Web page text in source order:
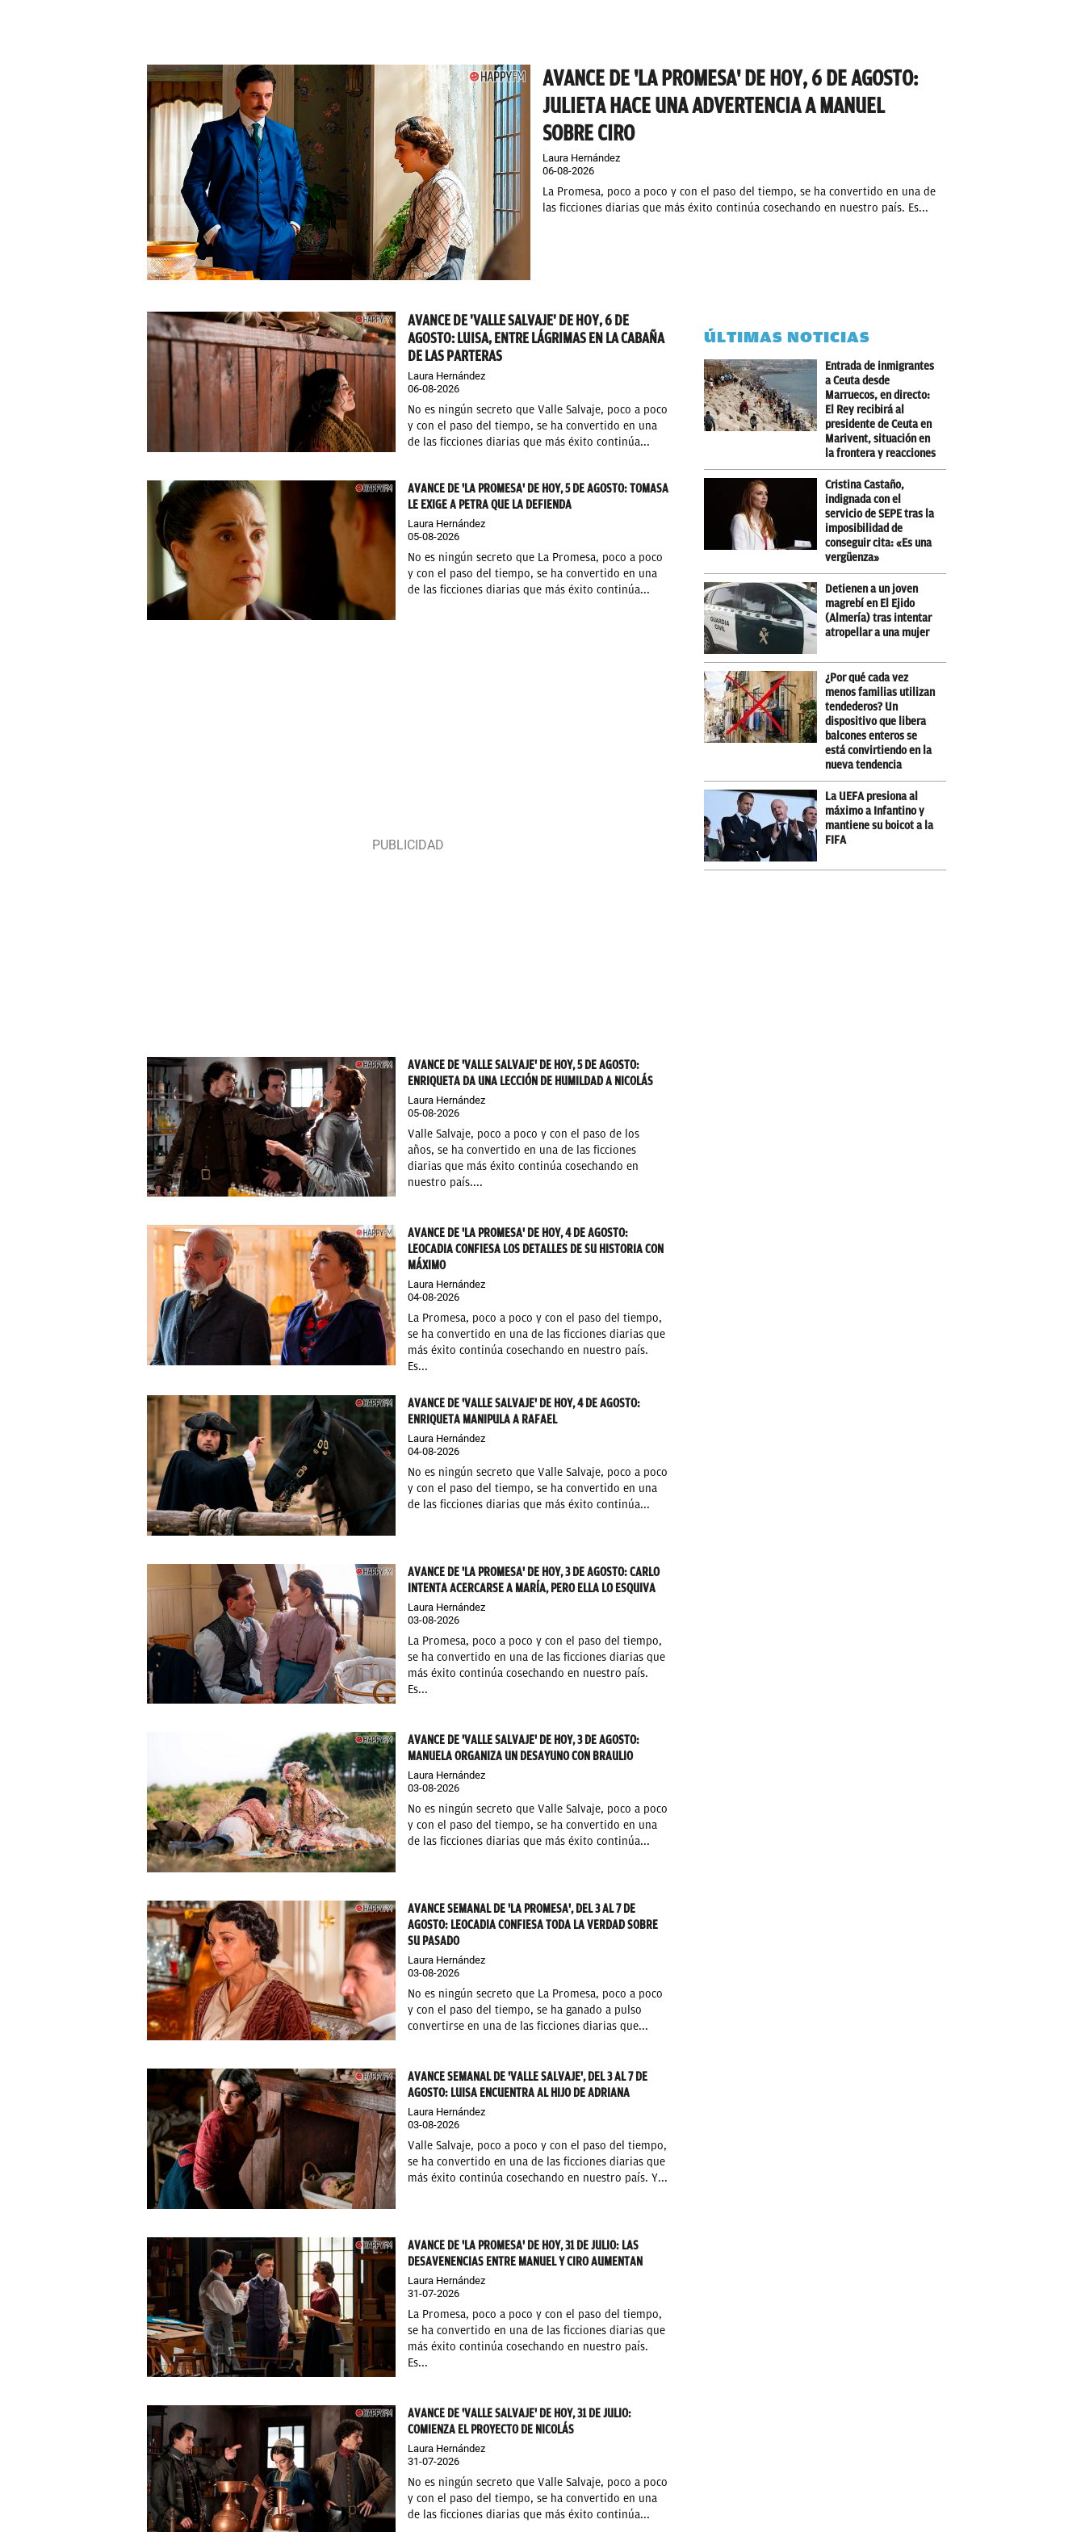
AVANCE DE 'LA PROMESA' DE HOY, 6 DE AGOSTO:
JULIETA HACE UNA ADVERTENCIA A MANUEL
SOBRE CIRO
Laura Hernández
06-08-2026
La Promesa, poco a poco y con el paso del tiempo, se ha convertido en una de
las ficciones diarias que más éxito continúa cosechando en nuestro país. Es...
AVANCE DE 'VALLE SALVAJE' DE HOY, 6 DE
AGOSTO: LUISA, ENTRE LÁGRIMAS EN LA CABAÑA
DE LAS PARTERAS
Laura Hernández
06-08-2026
No es ningún secreto que Valle Salvaje, poco a poco
y con el paso del tiempo, se ha convertido en una
de las ficciones diarias que más éxito continúa...
AVANCE DE 'LA PROMESA' DE HOY, 5 DE AGOSTO: TOMASA
LE EXIGE A PETRA QUE LA DEFIENDA
Laura Hernández
05-08-2026
No es ningún secreto que La Promesa, poco a poco
y con el paso del tiempo, se ha convertido en una
de las ficciones diarias que más éxito continúa...
AVANCE DE 'VALLE SALVAJE' DE HOY, 5 DE AGOSTO:
ENRIQUETA DA UNA LECCIÓN DE HUMILDAD A NICOLÁS
Laura Hernández
05-08-2026
Valle Salvaje, poco a poco y con el paso de los
años, se ha convertido en una de las ficciones
diarias que más éxito continúa cosechando en
nuestro país....
AVANCE DE 'LA PROMESA' DE HOY, 4 DE AGOSTO:
LEOCADIA CONFIESA LOS DETALLES DE SU HISTORIA CON
MÁXIMO
Laura Hernández
04-08-2026
La Promesa, poco a poco y con el paso del tiempo,
se ha convertido en una de las ficciones diarias que
más éxito continúa cosechando en nuestro país.
Es...
AVANCE DE 'VALLE SALVAJE' DE HOY, 4 DE AGOSTO:
ENRIQUETA MANIPULA A RAFAEL
Laura Hernández
04-08-2026
No es ningún secreto que Valle Salvaje, poco a poco
y con el paso del tiempo, se ha convertido en una
de las ficciones diarias que más éxito continúa...
AVANCE DE 'LA PROMESA' DE HOY, 3 DE AGOSTO: CARLO
INTENTA ACERCARSE A MARÍA, PERO ELLA LO ESQUIVA
Laura Hernández
03-08-2026
La Promesa, poco a poco y con el paso del tiempo,
se ha convertido en una de las ficciones diarias que
más éxito continúa cosechando en nuestro país.
Es...
AVANCE DE 'VALLE SALVAJE' DE HOY, 3 DE AGOSTO:
MANUELA ORGANIZA UN DESAYUNO CON BRAULIO
Laura Hernández
03-08-2026
No es ningún secreto que Valle Salvaje, poco a poco
y con el paso del tiempo, se ha convertido en una
de las ficciones diarias que más éxito continúa...
AVANCE SEMANAL DE 'LA PROMESA', DEL 3 AL 7 DE
AGOSTO: LEOCADIA CONFIESA TODA LA VERDAD SOBRE
SU PASADO
Laura Hernández
03-08-2026
No es ningún secreto que La Promesa, poco a poco
y con el paso del tiempo, se ha ganado a pulso
convertirse en una de las ficciones diarias que...
AVANCE SEMANAL DE 'VALLE SALVAJE', DEL 3 AL 7 DE
AGOSTO: LUISA ENCUENTRA AL HIJO DE ADRIANA
Laura Hernández
03-08-2026
Valle Salvaje, poco a poco y con el paso del tiempo,
se ha convertido en una de las ficciones diarias que
más éxito continúa cosechando en nuestro país. Y...
AVANCE DE 'LA PROMESA' DE HOY, 31 DE JULIO: LAS
DESAVENENCIAS ENTRE MANUEL Y CIRO AUMENTAN
Laura Hernández
31-07-2026
La Promesa, poco a poco y con el paso del tiempo,
se ha convertido en una de las ficciones diarias que
más éxito continúa cosechando en nuestro país.
Es...
AVANCE DE 'VALLE SALVAJE' DE HOY, 31 DE JULIO:
COMIENZA EL PROYECTO DE NICOLÁS
Laura Hernández
31-07-2026
No es ningún secreto que Valle Salvaje, poco a poco
y con el paso del tiempo, se ha convertido en una
de las ficciones diarias que más éxito continúa...
ÚLTIMAS NOTICIAS
Entrada de inmigrantes
a Ceuta desde
Marruecos, en directo:
El Rey recibirá al
presidente de Ceuta en
Marivent, situación en
la frontera y reacciones
Cristina Castaño,
indignada con el
servicio de SEPE tras la
imposibilidad de
conseguir cita: «Es una
vergüenza»
Detienen a un joven
magrebí en El Ejido
(Almería) tras intentar
atropellar a una mujer
¿Por qué cada vez
menos familias utilizan
tendederos? Un
dispositivo que libera
balcones enteros se
está convirtiendo en la
nueva tendencia
La UEFA presiona al
máximo a Infantino y
mantiene su boicot a la
FIFA